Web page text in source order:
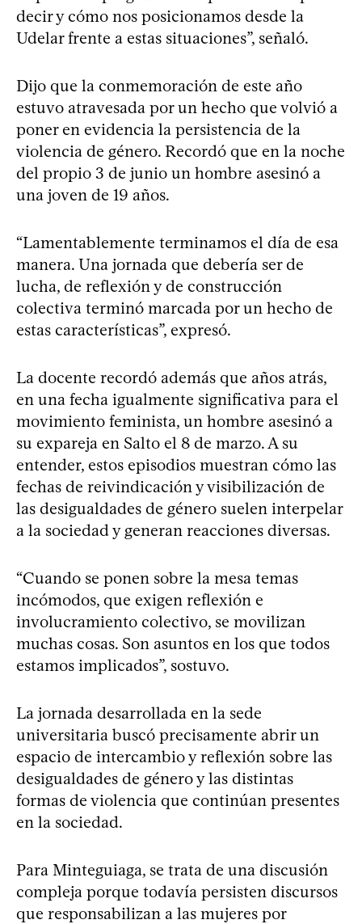
decir y cómo nos posicionamos desde la
Udelar frente a estas situaciones”, señaló.
Dijo que la conmemoración de este año
estuvo atravesada por un hecho que volvió a
poner en evidencia la persistencia de la
violencia de género. Recordó que en la noche
del propio 3 de junio un hombre asesinó a
una joven de 19 años.
“Lamentablemente terminamos el día de esa
manera. Una jornada que debería ser de
lucha, de reflexión y de construcción
colectiva terminó marcada por un hecho de
estas características”, expresó.
La docente recordó además que años atrás,
en una fecha igualmente significativa para el
movimiento feminista, un hombre asesinó a
su expareja en Salto el 8 de marzo. A su
entender, estos episodios muestran cómo las
fechas de reivindicación y visibilización de
las desigualdades de género suelen interpelar
a la sociedad y generan reacciones diversas.
“Cuando se ponen sobre la mesa temas
incómodos, que exigen reflexión e
involucramiento colectivo, se movilizan
muchas cosas. Son asuntos en los que todos
estamos implicados”, sostuvo.
La jornada desarrollada en la sede
universitaria buscó precisamente abrir un
espacio de intercambio y reflexión sobre las
desigualdades de género y las distintas
formas de violencia que continúan presentes
en la sociedad.
Para Minteguiaga, se trata de una discusión
compleja porque todavía persisten discursos
que responsabilizan a las mujeres por